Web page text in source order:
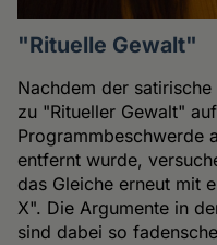
"Rituelle Gewalt"
Nachdem der
zu "Ritueller Gewalt"
Programmbeschwerde
entfernt wurde,
das Gleiche erneut mit
X". Die Argumente in
sind dabei so